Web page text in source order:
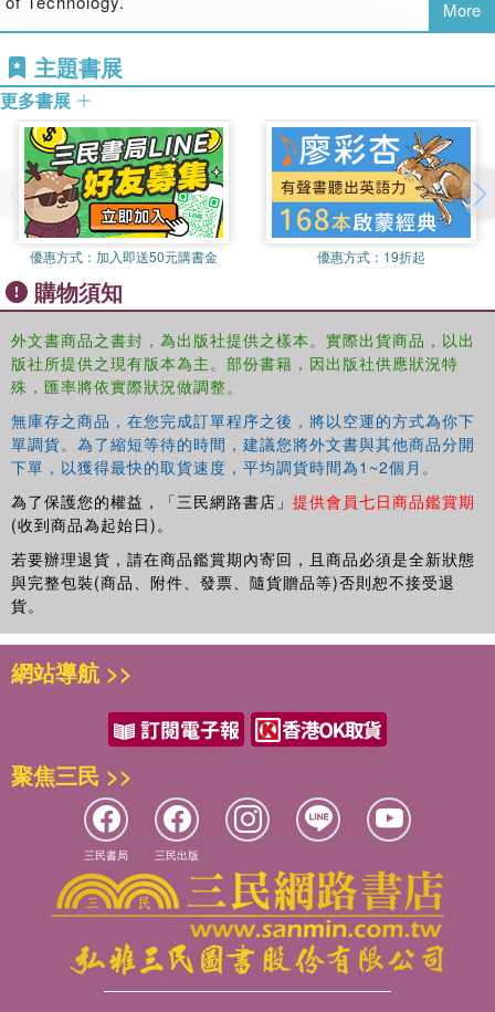
residents and visitors can access services electronically.
of Urban Technology
Ricky Robinsonis a Senior Research Scientist with
National ICT Australia (NICTA).
Stephen Viller
Environments Program (IEP) at the University of
Queensland, Australia.
More
主題書展
更多書展
優惠方式： 加入即送50元購書金 優惠方式： 19折起
購物須知
外文書商品之書封，為出版社提供之樣本。實際出貨商品，以出
版社所提供之現有版本為主。部份書籍，因出版社供應狀況特
殊，匯率將依實際狀況做調整。
無庫存之商品，在您完成訂單程序之後，將以空運的方式為你下
單調貨。為了縮短等待的時間，建議您將外文書與其他商品分開
下單，以獲得最快的取貨速度，平均調貨時間為1~2個月。
為了保護您的權益，「三民網路書店」 提供會員七日商品鑑賞期
(收到商品為起始日)。
若要辦理退貨，請在商品鑑賞期內寄回，且商品必須是全新狀態
與完整包裝(商品、附件、發票、隨貨贈品等)否則恕不接受退
貨。
網站導航 >>
聚焦三民 >>
三民書局 三民出版